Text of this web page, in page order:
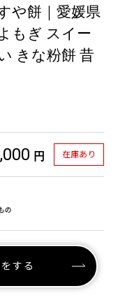
や餅｜愛媛県
もぎ スイー
きな粉餅 昔
円 在庫あり
する